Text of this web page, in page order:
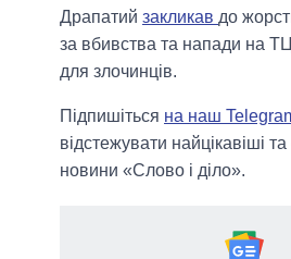
Драпатий закликав до
за вбивства та напади на
для злочинців.
Підпишіться на наш
відстежувати найцікавіші
новини «Слово і діло».